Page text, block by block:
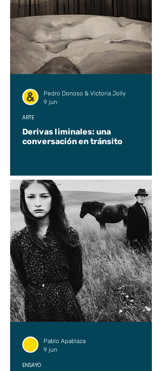
Derivas liminales: una
conversación en tránsito
ARTE
Pedro Donoso & Victoria Jolly
9 jun
ENSAYO
Pablo Apablaza
9 jun